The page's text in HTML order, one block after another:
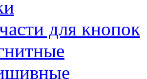
для кнопок